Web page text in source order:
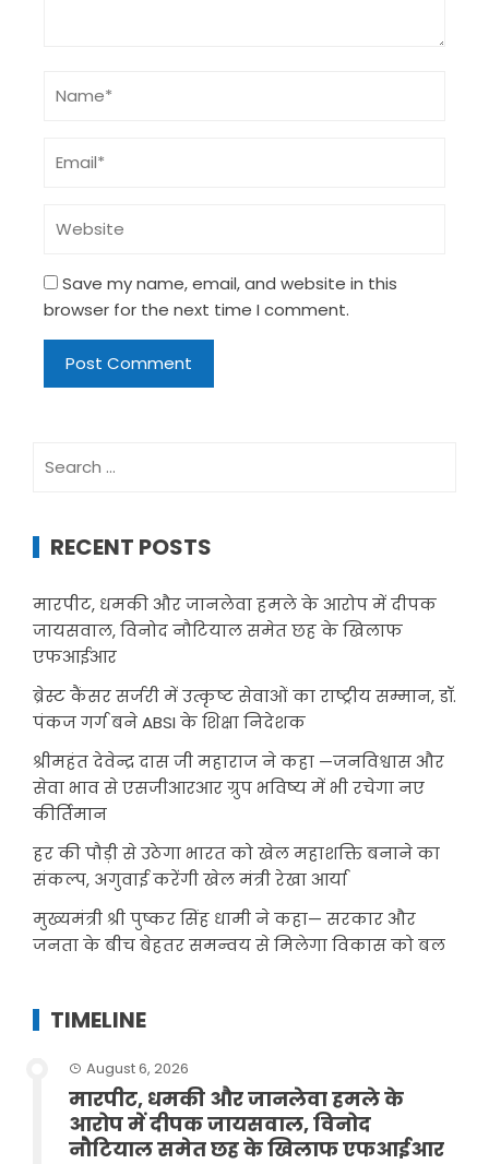
Save my name, email, and website in this
browser for the next time I comment.
for:
RECENT POSTS
मारपीट, धमकी और जानलेवा हमले के आरोप में दीपक
जायसवाल, विनोद नौटियाल समेत छह के खिलाफ
एफआईआर
ब्रेस्ट कैंसर सर्जरी में उत्कृष्ट सेवाओं का राष्ट्रीय सम्मान, डॉ.
पंकज गर्ग बने ABSI के शिक्षा निदेशक
श्रीमहंत देवेन्द्र दास जी महाराज ने कहा —जनविश्वास और
सेवा भाव से एसजीआरआर ग्रुप भविष्य में भी रचेगा नए
कीर्तिमान
हर की पौड़ी से उठेगा भारत को खेल महाशक्ति बनाने का
संकल्प, अगुवाई करेंगी खेल मंत्री रेखा आर्या
मुख्यमंत्री श्री पुष्कर सिंह धामी ने कहा— सरकार और
जनता के बीच बेहतर समन्वय से मिलेगा विकास को बल
TIMELINE
August 6, 2026
मारपीट, धमकी और जानलेवा हमले के
आरोप में दीपक जायसवाल, विनोद
नौटियाल समेत छह के खिलाफ एफआईआर